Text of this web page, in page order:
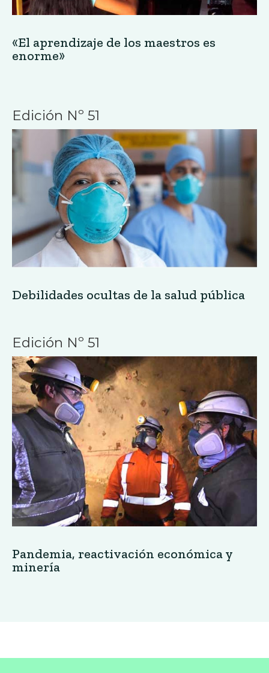
«El aprendizaje de los maestros es
enorme»
Edición Nº 51
Debilidades ocultas de la salud pública
Edición Nº 51
Pandemia, reactivación económica y
minería